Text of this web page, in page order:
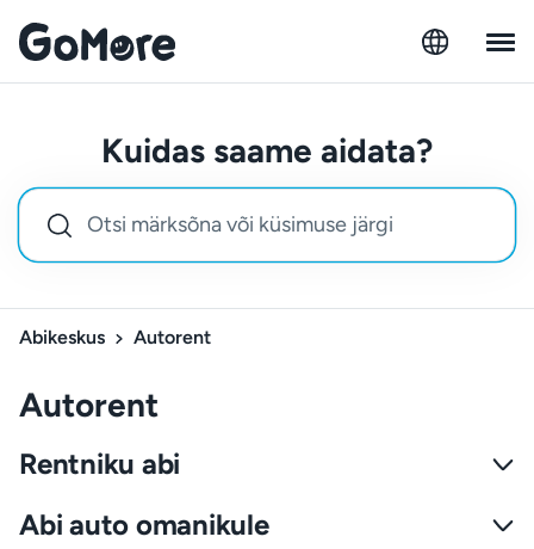
Kuidas saame aidata?
Abikeskus Autorent
Autorent
Rentniku abi
Abi auto omanikule